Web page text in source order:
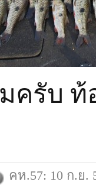
ครับ ท้
คห.57: 10 ก.ย.